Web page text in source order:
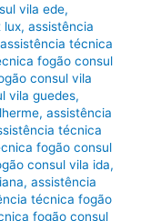
vila ede,
lux,assistência
assistência técnica
fogão consul
consul vila
vila guedes,
,assistência
técnica
fogão consul
consul vila ida,
,assistência
técnica fogão
fogão consul